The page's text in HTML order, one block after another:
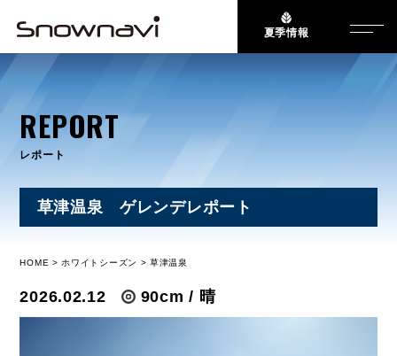
夏季情報
REPORT
レポート
草津温泉 ゲレンデレポート
HOME ホワイトシーズン 草津温泉
2026.02.12 90cm / 晴